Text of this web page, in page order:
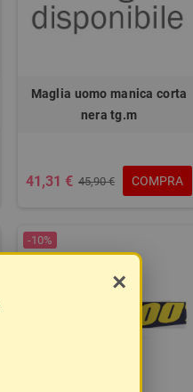
Maglia uomo manica corta
nera tg.m
41,31 € 45,90 € COMPRA
-10%
×